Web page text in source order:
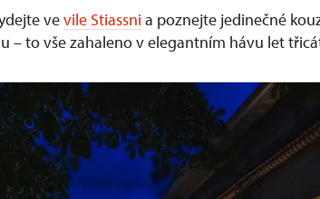
vevile Stiassni a poznejte jedinečné
– to vše zahaleno v elegantním hávu let